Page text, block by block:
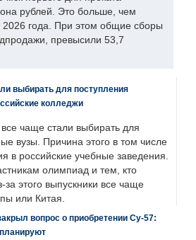
рублей. Это больше, чем
2026 года. При этом общие сборы
превысили 53,7
выбирать для поступления
колледжи
все чаще стали выбирать для
вузы. Причина этого в том числе
в российские учебные заведения.
олимпиад и тем, кто
за этого выпускники все чаще
или Китая.
вопрос о приобретении Су-57: